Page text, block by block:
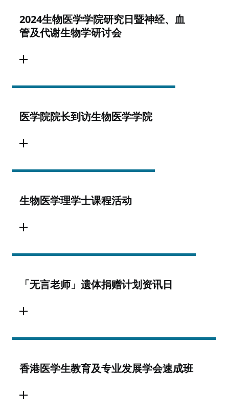
2024生物医学学院研究日暨神经、血
管及代谢生物学研讨会
医学院院长到访生物医学学院
生物医学理学士课程活动
「无言老师」遗体捐赠计划资讯日
香港医学生教育及专业发展学会速成班